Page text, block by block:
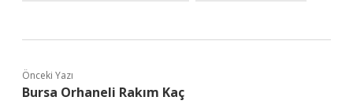
Önceki Yazı
Bursa Orhaneli Rakım Kaç